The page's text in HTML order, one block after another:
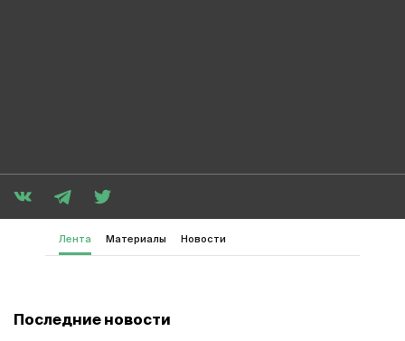
Лента Материалы Новости
Последние новости